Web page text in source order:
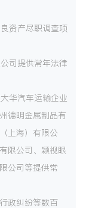
资产尽职调查项
司提供常年法律
华汽车运输企业
德明金属制品有
上海）有限公
限公司、颖视眼
公司等提供常
政纠纷等数百